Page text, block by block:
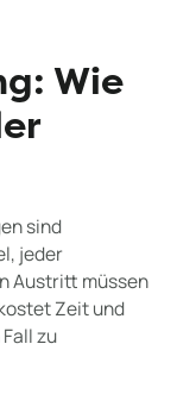
Wie
sind
jeder
Austritt müssen
Zeit und
zu